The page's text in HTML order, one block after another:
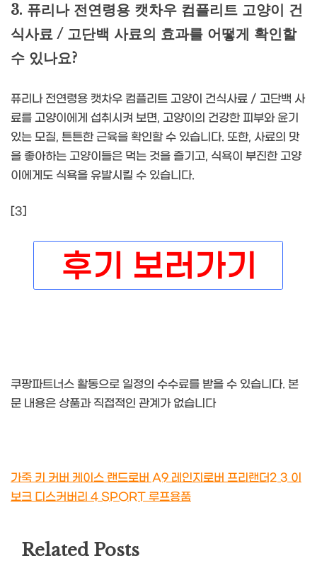
3. 퓨리나 전연령용 캣차우 컴플리트 고양이 건
식사료 / 고단백 사료의 효과를 어떻게 확인할
수 있나요?
퓨리나 전연령용 캣차우 컴플리트 고양이 건식사료 / 고단백 사
료를 고양이에게 섭취시켜 보면, 고양이의 건강한 피부와 윤기
있는 모질, 튼튼한 근육을 확인할 수 있습니다. 또한, 사료의 맛
을 좋아하는 고양이들은 먹는 것을 즐기고, 식욕이 부진한 고양
이에게도 식욕을 유발시킬 수 있습니다.
[3]
쿠팡파트너스 활동으로 일정의 수수료를 받을 수 있습니다. 본
문 내용은 상품과 직접적인 관계가 없습니다
가죽 키 커버 케이스 랜드로버 A9 레인지로버 프리랜더2 3 이
보크 디스커버리 4 SPORT 루프용품
Related Posts